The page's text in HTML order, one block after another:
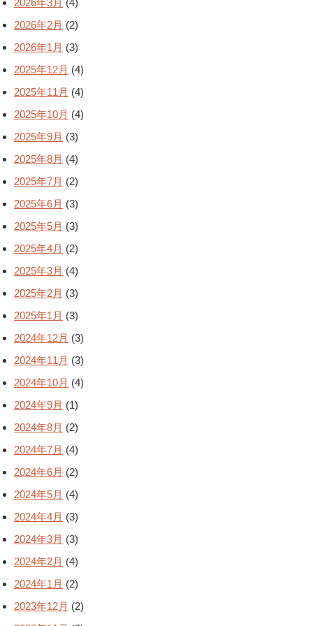
2026年3月 (4)
2026年2月 (2)
2026年1月 (3)
2025年12月 (4)
2025年11月 (4)
2025年10月 (4)
2025年9月 (3)
2025年8月 (4)
2025年7月 (2)
2025年6月 (3)
2025年5月 (3)
2025年4月 (2)
2025年3月 (4)
2025年2月 (3)
2025年1月 (3)
2024年12月 (3)
2024年11月 (3)
2024年10月 (4)
2024年9月 (1)
2024年8月 (2)
2024年7月 (4)
2024年6月 (2)
2024年5月 (4)
2024年4月 (3)
2024年3月 (3)
2024年2月 (4)
2024年1月 (2)
2023年12月 (2)